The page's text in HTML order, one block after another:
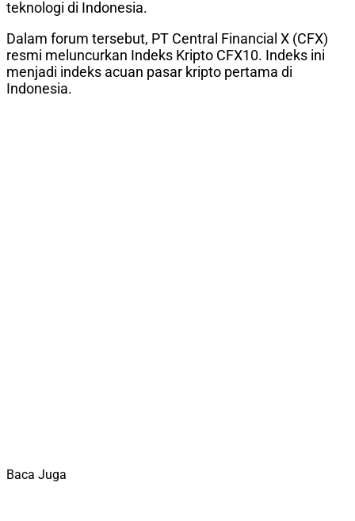
teknologi di Indonesia.
Dalam forum tersebut, PT Central Financial X (CFX)
resmi meluncurkan Indeks Kripto CFX10. Indeks ini
menjadi indeks acuan pasar kripto pertama di
Indonesia.
Baca Juga